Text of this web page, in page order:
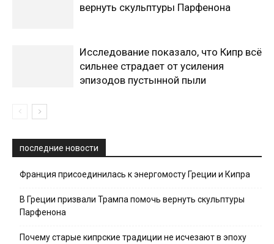
вернуть скульптуры Парфенона
Исследование показало, что Кипр всё
сильнее страдает от усиления
эпизодов пустынной пыли
последние новости
Франция присоединилась к энергомосту Греции и Кипра
В Греции призвали Трампа помочь вернуть скульптуры
Парфенона
Почему старые кипрские традиции не исчезают в эпоху